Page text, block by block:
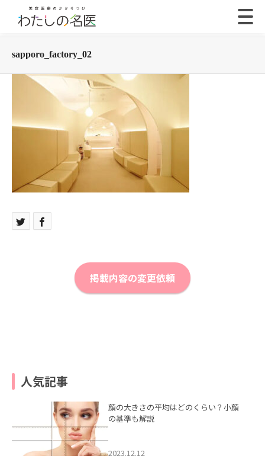
sapporo_factory_02
掲載内容の変更依頼
人気記事
顔の大きさの平均はどのくらい？小顔
の基準も解説
2023.12.12